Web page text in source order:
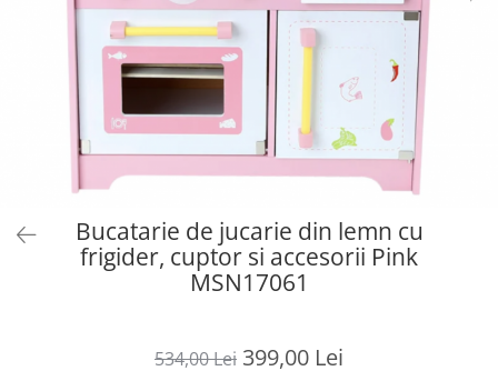
Bucatarie de jucarie din lemn cu
frigider, cuptor si accesorii Pink
MSN17061
534,00 Lei 399,00 Lei